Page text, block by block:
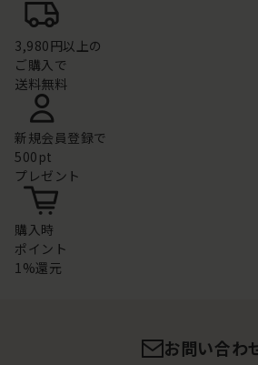
3,980円以上の
ご購入で
送料無料
新規会員登録で
500pt
プレゼント
購入時
ポイント
1%還元
お問い合わ